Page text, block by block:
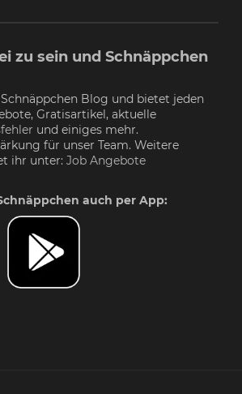
zu sein und Schnäppchen
Blog und bietet jeden
Gratisartikel, aktuelle
und einiges mehr.
für unser Team. Weitere
ihr unter: Job Angebote
auch per App: